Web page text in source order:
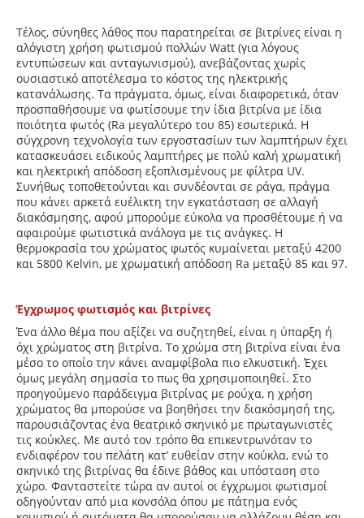
Τέλος, σύνηθες λάθος που παρατηρείται σε βιτρίνες είναι η
αλόγιστη χρήση φωτισμού πολλών Watt (για λόγους
εντυπώσεων και ανταγωνισμού), ανεβάζοντας χωρίς
ουσιαστικό αποτέλεσμα το κόστος της ηλεκτρικής
κατανάλωσης. Τα πράγματα, όμως, είναι διαφορετικά, όταν
προσπαθήσουμε να φωτίσουμε την ίδια βιτρίνα με ίδια
ποιότητα φωτός (Ra μεγαλύτερο του 85) εσωτερικά. Η
σύγχρονη τεχνολογία των εργοστασίων των λαμπτήρων έχει
κατασκευάσει ειδικούς λαμπτήρες με πολύ καλή χρωματική
και ηλεκτρική απόδοση εξοπλισμένους με φίλτρα UV.
Συνήθως τοποθετούνται και συνδέονται σε ράγα, πράγμα
που κάνει αρκετά ευέλικτη την εγκατάσταση σε αλλαγή
διακόσμησης, αφού μπορούμε εύκολα να προσθέτουμε ή να
αφαιρούμε φωτιστικά ανάλογα με τις ανάγκες. Η
θερμοκρασία του χρώματος φωτός κυμαίνεται μεταξύ 4200
και 5800 Kelvin, με χρωματική απόδοση Ra μεταξύ 85 και 97.
Έγχρωμος φωτισμός και βιτρίνες
Ένα άλλο θέμα που αξίζει να συζητηθεί, είναι η ύπαρξη ή
όχι χρώματος στη βιτρίνα. Το χρώμα στη βιτρίνα είναι ένα
μέσο το οποίο την κάνει αναμφίβολα πιο ελκυστική. Έχει
όμως μεγάλη σημασία το πως θα χρησιμοποιηθεί. Στο
προηγούμενο παράδειγμα βιτρίνας με ρούχα, η χρήση
χρώματος θα μπορούσε να βοηθήσει την διακόσμησή της,
παρουσιάζοντας ένα θεατρικό σκηνικό με πρωταγωνιστές
τις κούκλες. Με αυτό τον τρόπο θα επικεντρωνόταν το
ενδιαφέρον του πελάτη κατ’ ευθείαν στην κούκλα, ενώ το
σκηνικό της βιτρίνας θα έδινε βάθος και υπόσταση στο
χώρο. Φανταστείτε τώρα αν αυτοί οι έγχρωμοι φωτισμοί
οδηγούνταν από μια κονσόλα όπου με πάτημα ενός